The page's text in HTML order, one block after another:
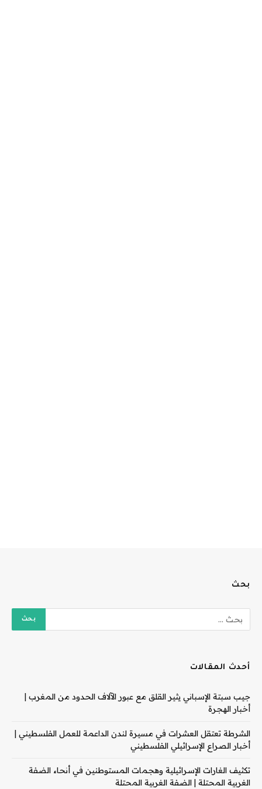
بحث
أحدث المقالات
جيب سبتة الإسباني يثير القلق مع عبور الآلاف الحدود من المغرب |
أخبار الهجرة
الشرطة تعتقل العشرات في مسيرة لندن الداعمة للعمل الفلسطيني |
أخبار الصراع الإسرائيلي الفلسطيني
تكثيف الغارات الإسرائيلية وهجمات المستوطنين في أنحاء الضفة
الغربية المحتلة | الضفة الغربية المحتلة